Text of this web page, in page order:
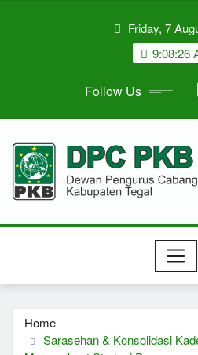
Friday, 7
9:08:27
Follow Us
Home
Sarasehan & Konsolidasi